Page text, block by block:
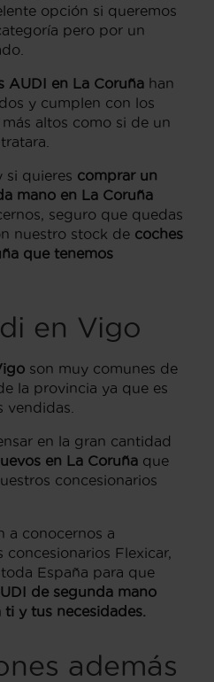
opción si queremos
pero por un
AUDI en La Coruña han
y cumplen con los
altos como si de un
si quieres comprar un
mano en La Coruña
seguro que quedas
nuestro stock de coches
que tenemos
en Vigo
son muy comunes de
la provincia ya que es
vendidas.
en la gran cantidad
en La Coruña que
concesionarios
a conocernos a
Flexicar,
España para que
de segunda mano
y tus necesidades.
además